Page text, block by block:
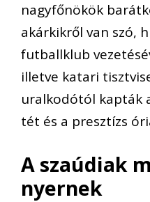
nagyfőnökök
akárkikről van szó,
futballklub
illetve katari
uralkodótól kapták
tét és a presztízs
A szaúdiak
nyernek